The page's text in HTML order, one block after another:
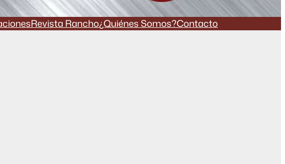
Revista Rancho¿Quiénes Somos?Contacto